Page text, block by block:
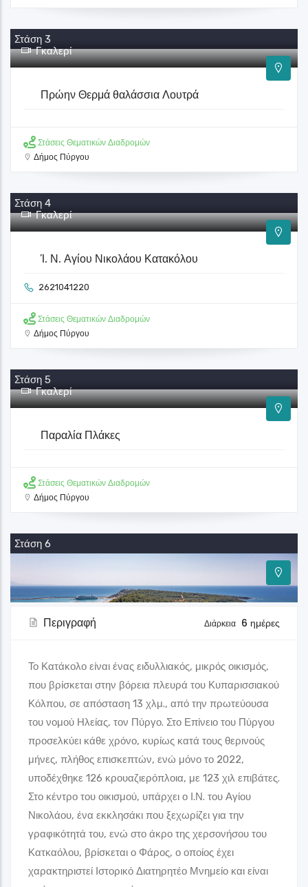
Στάση 3
Γκαλερί
Πρώην Θερμά θαλάσσια Λουτρά
Στάσεις Θεματικών Διαδρομών
Δήμος Πύργου
Στάση 4
Γκαλερί
Ί. Ν. Αγίου Νικολάου Κατακόλου
2621041220
Στάσεις Θεματικών Διαδρομών
Δήμος Πύργου
Στάση 5
Γκαλερί
Παραλία Πλάκες
Στάσεις Θεματικών Διαδρομών
Δήμος Πύργου
Στάση 6
Γκαλερί
Βουνό Κατακόλου
Πευκόφυτο και με απέραντη θέα στο Ιόνιο δεσπόζει το
Στάσεις Θεματικών Διαδρομών
Δήμος Πύργου
Περιγραφή Διάρκεια 6 ημέρες
Το Κατάκολο είναι ένας ειδυλλιακός, μικρός οικισμός,
που βρίσκεται στην βόρεια πλευρά του Κυπαρισσιακού
Κόλπου, σε απόσταση 13 χλμ., από την πρωτεύουσα
του νομού Ηλείας, τον Πύργο. Στο Επίνειο του Πύργου
προσελκύει κάθε χρόνο, κυρίως κατά τους θερινούς
μήνες, πλήθος επισκεπτών, ενώ μόνο το 2022,
υποδέχθηκε 126 κρουαζιερόπλοια, με 123 χιλ επιβάτες.
Στο κέντρο του οικισμού, υπάρχει ο Ι.Ν. του Αγίου
Νικολάου, ένα εκκλησάκι που ξεχωρίζει για την
γραφικότητά του, ενώ στο άκρο της χερσονήσου του
Κατκαόλου, βρίσκεται ο Φάρος, ο οποίος έχει
χαρακτηριστεί Ιστορικό Διατηρητέο Μνημείο και είναι